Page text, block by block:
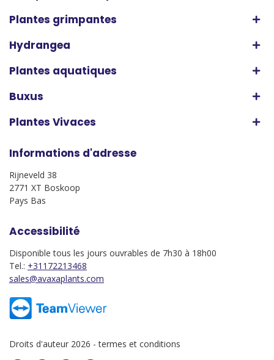
Plantes grimpantes
Hydrangea
Plantes aquatiques
Buxus
Plantes Vivaces
Informations d'adresse
Rijneveld 38
2771 XT Boskoop
Pays Bas
Accessibilité
Disponible tous les jours ouvrables de 7h30 à 18h00
Tel.: +31172213468
sales@avaxaplants.com
Droits d'auteur 2026 -termes et conditions